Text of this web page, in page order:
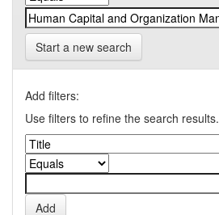
Start a new search
Add filters:
Use filters to refine the search results.